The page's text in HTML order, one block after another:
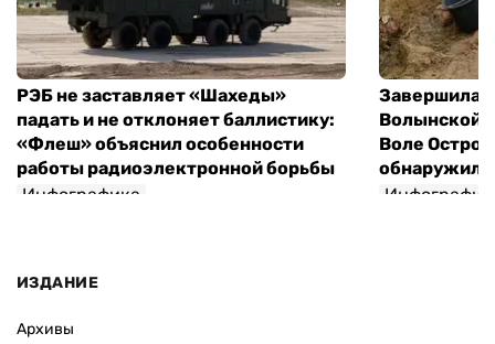
РЭБ не заставляет «Шахеды»
падать и не отклоняет баллистику:
«Флеш» объяснил особенности
работы радиоэлектронной борьбы
Инфографика
Волынской
Воле
обнаружили
ИЗДАНИЕ
Архивы